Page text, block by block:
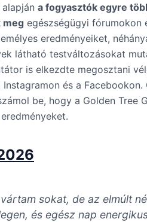
a fogyasztók egyre
meg egészségügyi fórumokon
eredményeiket,
látható testváltozásokat
is elkezdte megosztani
és a
be, hogy a Golden Tree
vártam sokat, de az elmúlt
és egész nap